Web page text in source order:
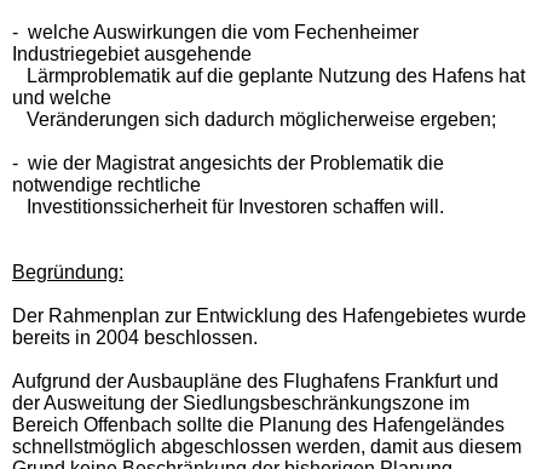
- welche Auswirkungen die vom Fechenheimer
Industriegebiet ausgehende
Lärmproblematik auf die geplante Nutzung des Hafens hat
und welche
Veränderungen sich dadurch möglicherweise ergeben;
- wie der Magistrat angesichts der Problematik die
notwendige rechtliche
Investitionssicherheit für Investoren schaffen will.
Begründung:
Der Rahmenplan zur Entwicklung des Hafengebietes wurde
bereits in 2004 beschlossen.
Aufgrund der Ausbaupläne des Flughafens Frankfurt und
der Ausweitung der Siedlungsbeschränkungszone im
Bereich Offenbach sollte die Planung des Hafengeländes
schnellstmöglich abgeschlossen werden, damit aus diesem